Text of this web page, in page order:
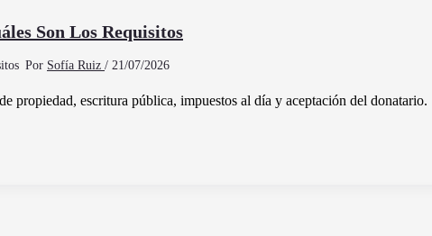
Son Los Requisitos
Por Sofía Ruiz / 21/07/2026
propiedad, escritura pública, impuestos al día y aceptación del donatario.